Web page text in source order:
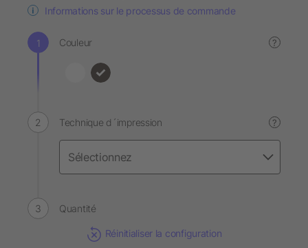
Informations sur le processus de commande
Couleur ?
Technique d´impression ?
Quantité
Réinitialiser la configuration